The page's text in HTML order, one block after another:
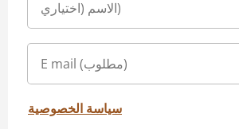
سياسة الخصوصية